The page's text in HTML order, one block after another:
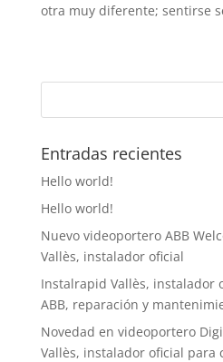
otra muy diferente; sentirse
Entradas recientes
Hello world!
Hello world!
Nuevo videoportero ABB
Vallès, instalador oficial
Instalrapid Vallès, instalador
ABB, reparación y
Novedad en videoportero
Vallès, instalador oficial para